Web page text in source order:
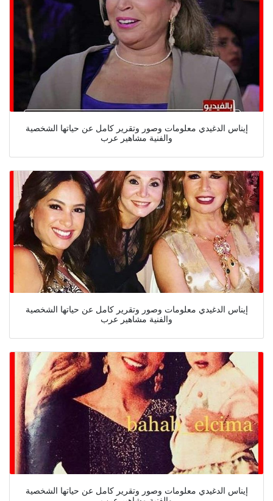
إيناس الدغيدي معلومات وصور وتقرير كامل عن حياتها الشخصية
والفنية مشاهير عرب
إيناس الدغيدي معلومات وصور وتقرير كامل عن حياتها الشخصية
والفنية مشاهير عرب
إيناس الدغيدي معلومات وصور وتقرير كامل عن حياتها الشخصية